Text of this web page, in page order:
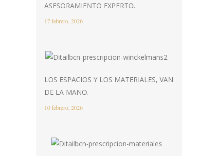
ASESORAMIENTO EXPERTO.
17 febrero, 2026
LOS ESPACIOS Y LOS MATERIALES, VAN
DE LA MANO.
10 febrero, 2026